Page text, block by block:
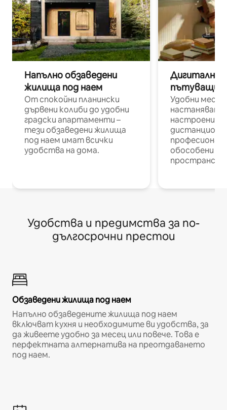
Напълно обзаведени
жилища под наем
От спокойни планински
дървени колиби до удобни
градски апартаменти –
тези обзаведени жилища
под наем имат всички
удобства на дома.
Дигитални
пътуващи
Удобни
настаняване
настроени и
обособени
Удобства и предимства за по-
дългосрочни престои
Обзаведени жилища под наем
Напълно обзаведените жилища под наем
включват кухня и необходимите ви удобства, за
да живеете удобно за месец или повече. Това е
перфектната алтернатива на преотдаването
под наем.